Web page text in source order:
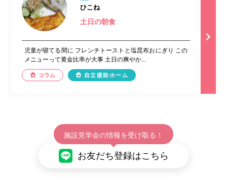
ひこね
土日の朝食
児童が寝てる間に フレンチトーストと塩昆布おにぎり この
メニューって黄金比率が大事 土日の爽やか...
コラム 自立援助ホーム
施設見学会の情報を受け取る！
お友だち登録はこちら